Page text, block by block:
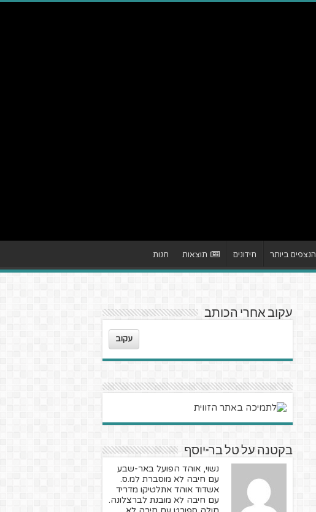
הנצפים ביותר חידונים תוצאות חנות
עקוב אחרי הכותב
עקוב
בקטנה על טל בר-יוסף
נשוי, אוהד הפועל באר-שבע
עם חיבה לא מוסברת למ.ס.
אשדוד אוהד אתלטיקו מדריד
עם חיבה לא מובנת לברצלונה.